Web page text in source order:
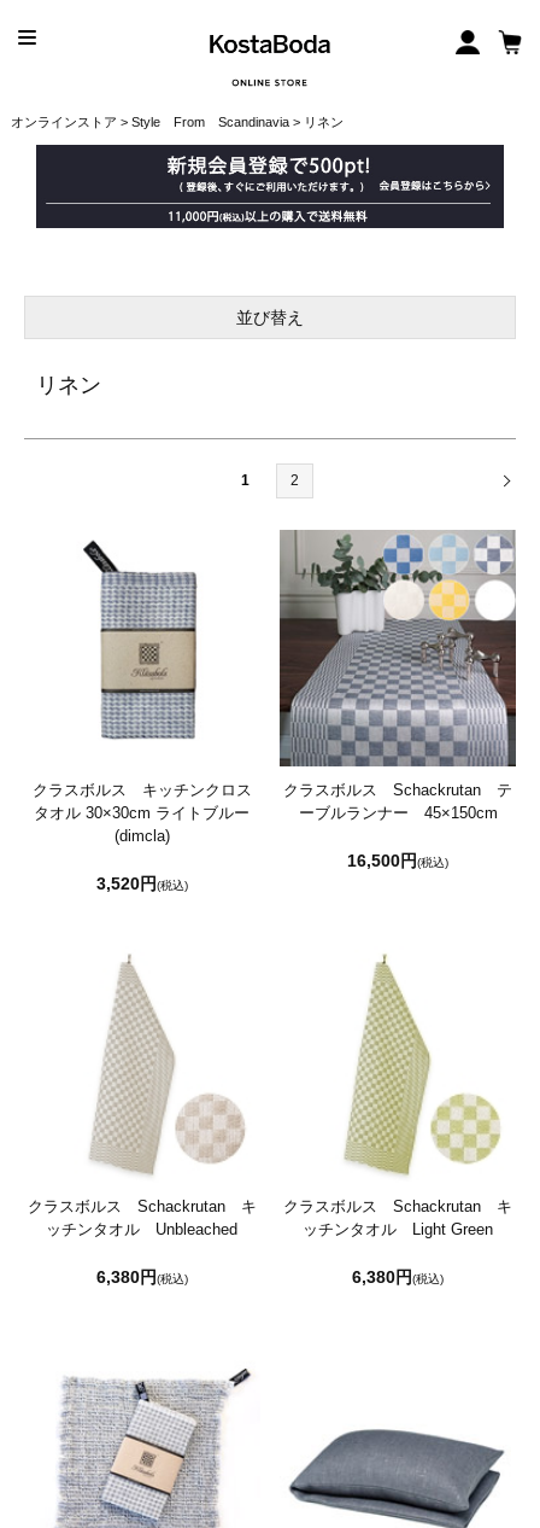
オンラインストア > Style From Scandinavia> リネン
並び替え
リネン
1 2
クラスボルス キッチンクロス
タオル 30×30cm ライトブルー
(dimcla)
3,520円(税込)
クラスボルス Schackrutan テ
ーブルランナー 45×150cm
16,500円(税込)
クラスボルス Schackrutan キ
ッチンタオル Unbleached
6,380円(税込)
クラスボルス Schackrutan キ
ッチンタオル Light Green
6,380円(税込)